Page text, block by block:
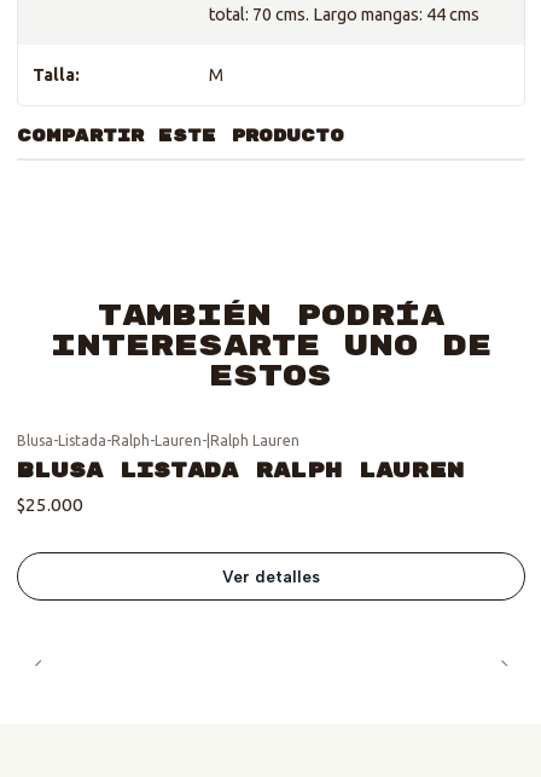
total: 70 cms. Largo mangas: 44 cms
Talla: M
COMPARTIR ESTE PRODUCTO
También podría
interesarte uno de
estos
Blusa-Listada-Ralph-Lauren-| Ralph Lauren
Blusa Listada Ralph Lauren
$25.000
Ver detalles